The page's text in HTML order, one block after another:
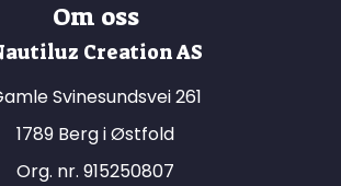
Om oss
Creation AS
Svinesundsvei 261
1789 Berg i Østfold
Org. nr. 915250807